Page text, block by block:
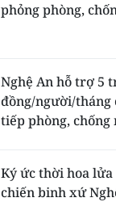
phỏng phòng,
Nghệ An hỗ trợ 5
đồng/người/
tiếp phòng, chống
Ký ức thời hoa
chiến binh xứ